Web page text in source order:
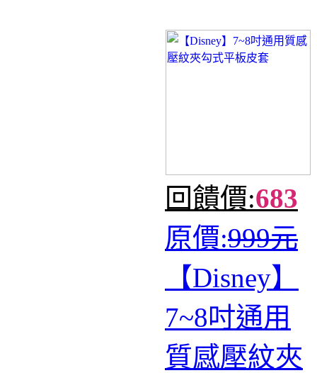
回饋價:683
原價:999元
【Disney】
7~8吋通用
質感壓紋夾